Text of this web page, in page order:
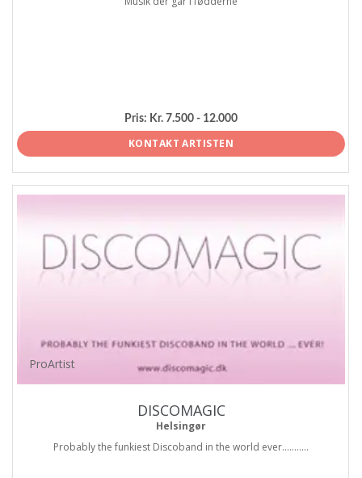
Pris: Kr. 7.500 - 12.000
KONTAKT ARTISTEN
ProArtist
DISCOMAGIC
Helsingør
Probably the funkiest Discoband in the world ever...........